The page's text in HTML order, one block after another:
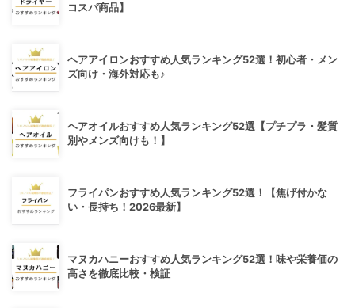
コスパ商品】
ヘアアイロンおすすめ人気ランキング52選！初心者・メン
ズ向け・海外対応も♪
ヘアオイルおすすめ人気ランキング52選【プチプラ・髪質
別やメンズ向けも！】
フライパンおすすめ人気ランキング52選！【焦げ付かな
い・長持ち！2026最新】
マヌカハニーおすすめ人気ランキング52選！味や栄養価の
高さを徹底比較・検証